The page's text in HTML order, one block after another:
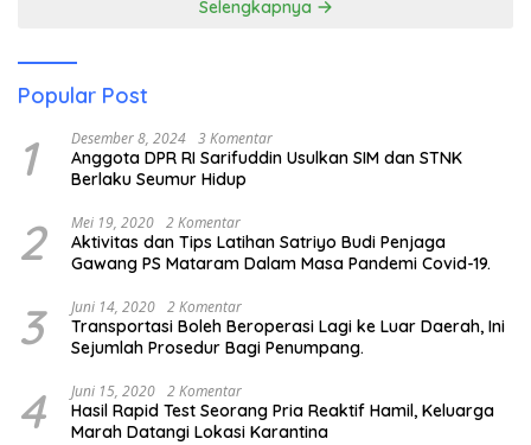
Selengkapnya
Popular Post
1 Desember 8, 2024 3 Komentar
Anggota DPR RI Sarifuddin Usulkan SIM dan STNK
Berlaku Seumur Hidup
2 Mei 19, 2020 2 Komentar
Aktivitas dan Tips Latihan Satriyo Budi Penjaga
Gawang PS Mataram Dalam Masa Pandemi Covid-19.
3 Juni 14, 2020 2 Komentar
Transportasi Boleh Beroperasi Lagi ke Luar Daerah, Ini
Sejumlah Prosedur Bagi Penumpang.
4 Juni 15, 2020 2 Komentar
Hasil Rapid Test Seorang Pria Reaktif Hamil, Keluarga
Marah Datangi Lokasi Karantina